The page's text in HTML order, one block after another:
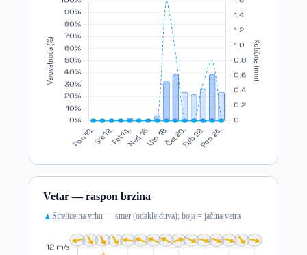
Vetar — raspon brzina
▲ Strelice na vrhu — smer (odakle duva); boja = jačina vetra